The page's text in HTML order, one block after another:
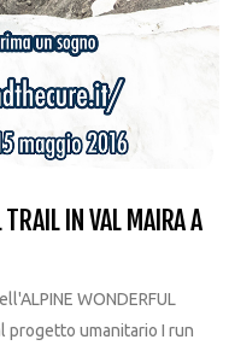
TRAIL IN VAL MAIRA A
WONDERFUL
progetto umanitario I run